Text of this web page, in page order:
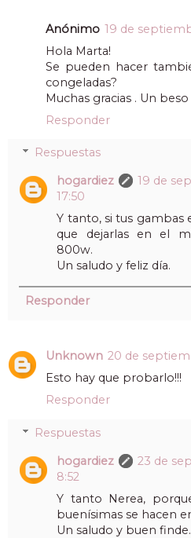
Anónimo 19 de
Hola Marta!
Se pueden hacer
congeladas?
Muchas gracias . Un beso
Responder
Respuestas
hogardiez
19 de
17:50
Y tanto, si tus gambas
que dejarlas en el
800w.
Un saludo y feliz día.
Responder
Unknown 20 de
Esto hay que probarlo!!!
Responder
Respuestas
hogardiez
23 de
8:52
Y tanto Nerea,
buenísimas se hacen
Un saludo y buen finde.